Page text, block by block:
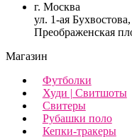
г. Москва
ул. 1-ая
Преображенская
Магазин
Футболки
Худи | Свитшоты
Свитеры
Рубашки поло
Кепки-тракеры